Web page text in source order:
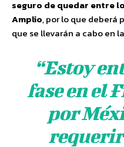
seguro de quedar entre
Amplio, por lo que deberá
que se llevarán a cabo en
“Estoy
fase en el
por
requerir